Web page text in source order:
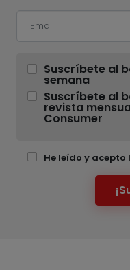
Suscríbete al
semana
Suscríbete al
revista
Consumer
He leído y acepto